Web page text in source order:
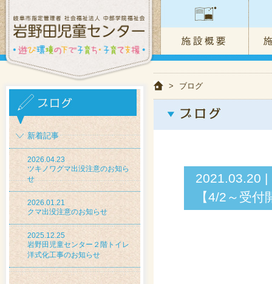
新着記事
2026.04.23
ツキノワグマ出没注意のお知ら
せ
2026.01.21
クマ出没注意のお知らせ
2025.12.25
岩野田児童センター２階トイレ
洋式化工事のお知らせ
> ブログ
2021.03.20
【4/2～受付